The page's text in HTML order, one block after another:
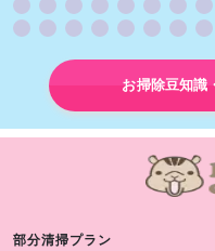
お掃除豆知識
部分清掃プラン